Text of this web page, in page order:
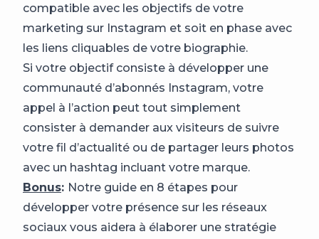
compatible avec les objectifs de votre
marketing sur Instagram et soit en phase avec
les liens cliquables de votre biographie.
Si votre objectif consiste à développer une
communauté d’abonnés Instagram, votre
appel à l’action peut tout simplement
consister à demander aux visiteurs de suivre
votre fil d’actualité ou de partager leurs photos
avec un hashtag incluant votre marque.
Bonus: Notre guide en 8 étapes pour
développer votre présence sur les réseaux
sociaux vous aidera à élaborer une stratégie